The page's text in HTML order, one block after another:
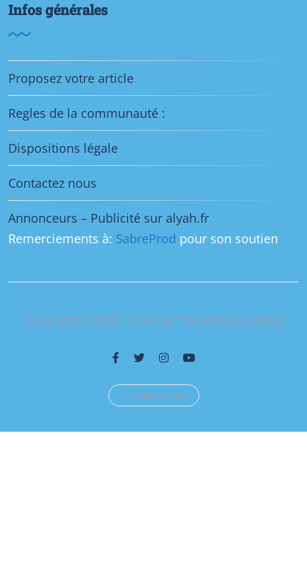
Infos générales
Proposez votre article
Regles de la communauté :
Dispositions légale
Contactez nous
Annonceurs – Publicité sur alyah.fr
Remerciements à: SabreProd pour son soutien
Copyright ©2025. Créé par Tnt Web Boosting
Back to Top